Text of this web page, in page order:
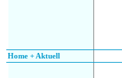
Home + Aktuell